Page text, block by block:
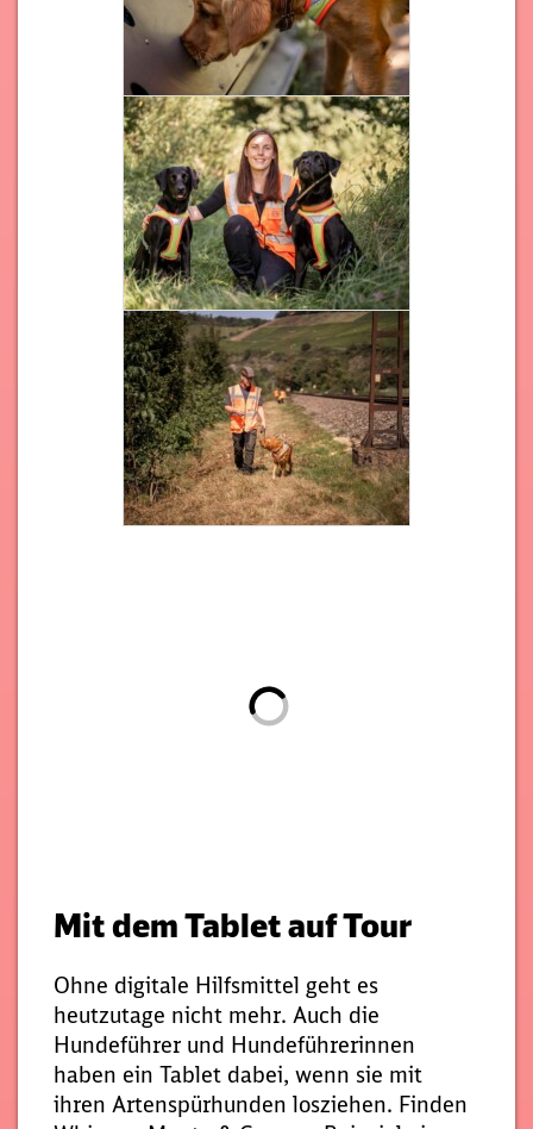
Mit dem Tablet auf Tour
Ohne digitale Hilfsmittel geht es
heutzutage nicht mehr. Auch die
Hundeführer und Hundeführerinnen
haben ein Tablet dabei, wenn sie mit
ihren Artenspürhunden losziehen. Finden